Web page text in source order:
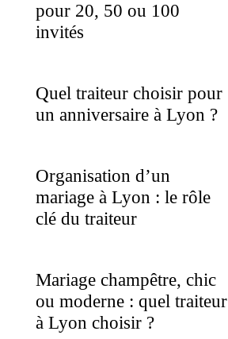
pour 20, 50 ou 100
invités
Quel traiteur choisir pour
un anniversaire à Lyon ?
Organisation d’un
mariage à Lyon : le rôle
clé du traiteur
Mariage champêtre, chic
ou moderne : quel traiteur
à Lyon choisir ?